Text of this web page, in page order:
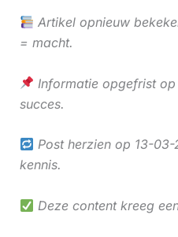
Artikel opnieuw
= macht.
Informatie opgefrist
succes.
Post herzien op 13-
kennis.
Deze content kreeg